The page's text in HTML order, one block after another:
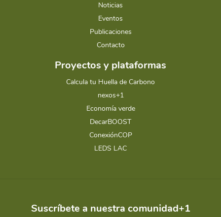
Noticias
Eventos
Publicaciones
Contacto
Proyectos y plataformas
Calcula tu Huella de Carbono
nexos+1
Economía verde
DecarBOOST
ConexiónCOP
LEDS LAC
Suscríbete a nuestra comunidad+1